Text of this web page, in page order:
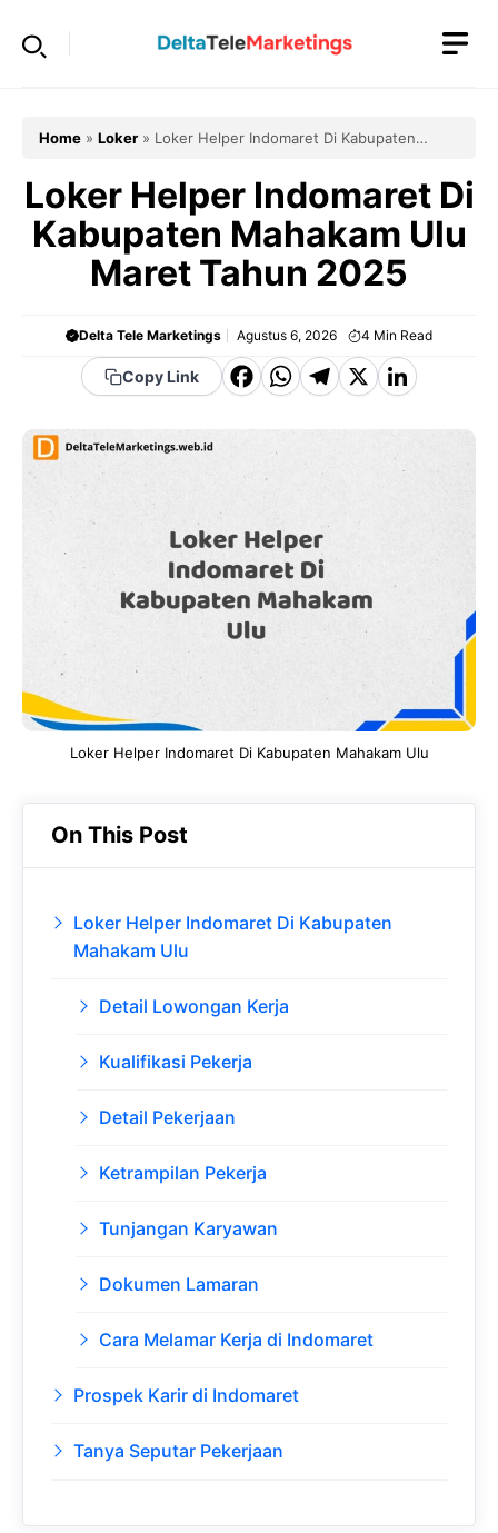
Home » Loker » Loker Helper Indomaret Di Kabupaten
Loker Helper Indomaret Di
Kabupaten Mahakam Ulu
Maret Tahun 2025
Delta Tele Marketings Agustus 6, 2026 4 Min Read
Copy Link
F
e
b
o
o
k
W
a
t
s
A
p
T
g
a
m
X Li
k
e
Loker Helper Indomaret Di Kabupaten Mahakam Ulu
On This Post
Loker Helper Indomaret Di Kabupaten
Mahakam Ulu
Detail Lowongan Kerja
Kualifikasi Pekerja
Detail Pekerjaan
Ketrampilan Pekerja
Tunjangan Karyawan
Dokumen Lamaran
Cara Melamar Kerja di Indomaret
Prospek Karir di Indomaret
Tanya Seputar Pekerjaan